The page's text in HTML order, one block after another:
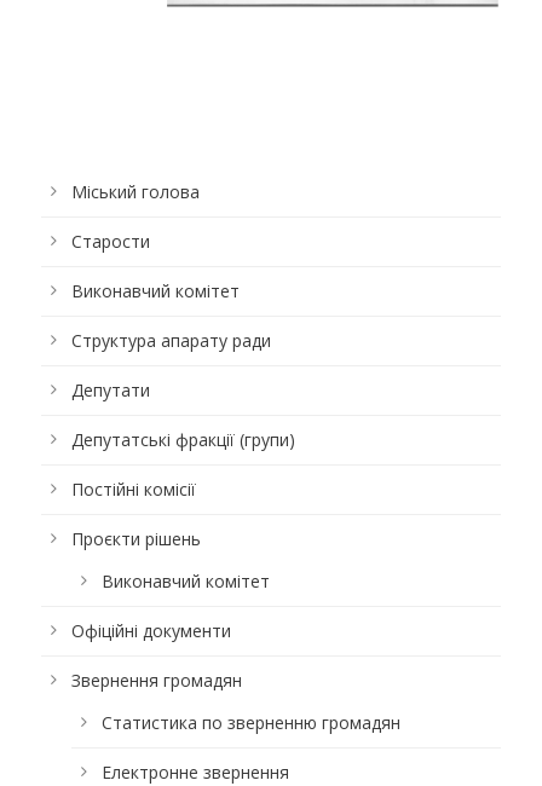
Міський голова
Старости
Виконавчий комітет
Структура апарату ради
Депутати
Депутатські фракції (групи)
Постійні комісії
Проєкти рішень
Виконавчий комітет
Офіційні документи
Звернення громадян
Статистика по зверненню громадян
Електронне звернення